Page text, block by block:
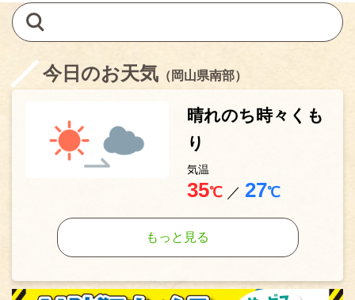
今日のお天気 （岡山県南部）
晴れのち時々くも
り
気温
35℃／ 27℃
もっと見る